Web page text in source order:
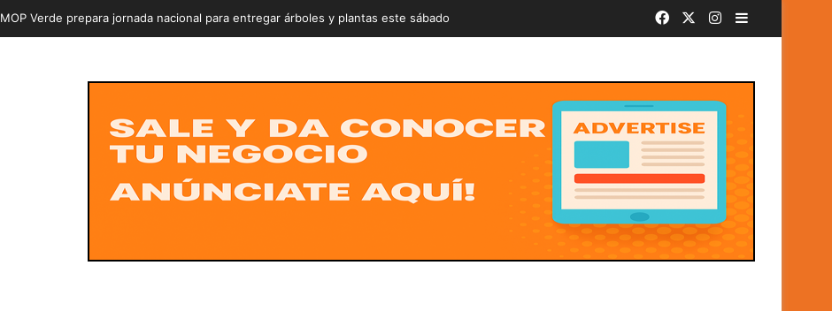
MOP Verde prepara jornada nacional para entregar árboles y plantas este sábado FacebookInstagram
Barra lateral